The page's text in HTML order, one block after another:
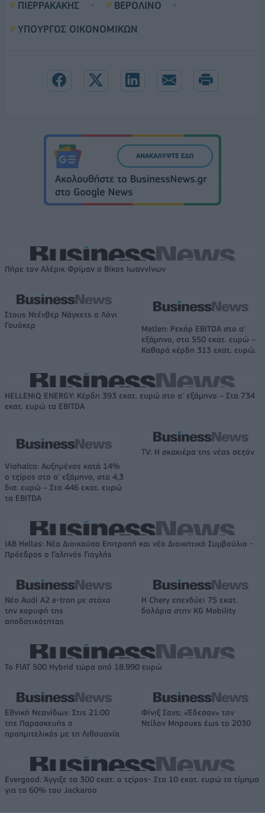
ΠΙΕΡΡΑΚΑΚΗΣ
ΒΕΡΟΛΙΝΟ
ΥΠΟΥΡΓΟΣ ΟΙΚΟΝΟΜΙΚΩΝ
Πήρε τον Αλέρικ Φρίμαν ο Βίκος Ιωαννίνων
Στους Ντένβερ Νάγκετς ο Λόνι
Γουόκερ
Metlen: Ρεκόρ EBITDA στο α'
εξάμηνο, στα 550 εκατ. ευρώ –
Καθαρά κέρδη 313 εκατ. ευρώ.
HELLENiQ ENERGY: Κέρδη 393 εκατ. ευρώ στο α' εξάμηνο – Στα 734
εκατ. ευρώ τα EBITDA
Viohalco: Αυξημένος κατά 14%
ο τζίρος στο α' εξάμηνο, στα 4,3
δισ. ευρώ – Στα 446 εκατ. ευρώ
τα EBITDA
TV: Η σκακιέρα της νέας σεζόν
IAB Hellas: Νέα Διοικούσα Επιτροπή και νέο Διοικητικό Συμβούλιο -
Πρόεδρος ο Γαληνός Γιαγλής
Νέο Audi A2 e-tron με στόχο
την κορυφή της
αποδοτικότητας
Η Chery επενδύει 75 εκατ.
δολάρια στην KG Mobility
Το FIAT 500 Hybrid τώρα από 18.990 ευρώ
Εθνική Νεανίδων: Στις 21:00
της Παρασκευής ο
προημιτελικός με τη Λιθουανία
Φίνιξ Σανς: «Έδεσαν» τον
Ντίλον Μπρουκς έως το 2030
Evergood: Άγγιξε τα 300 εκατ. ο τζίρος- Στα 10 εκατ. ευρώ το τίμημα
για το 60% του Jackaroo